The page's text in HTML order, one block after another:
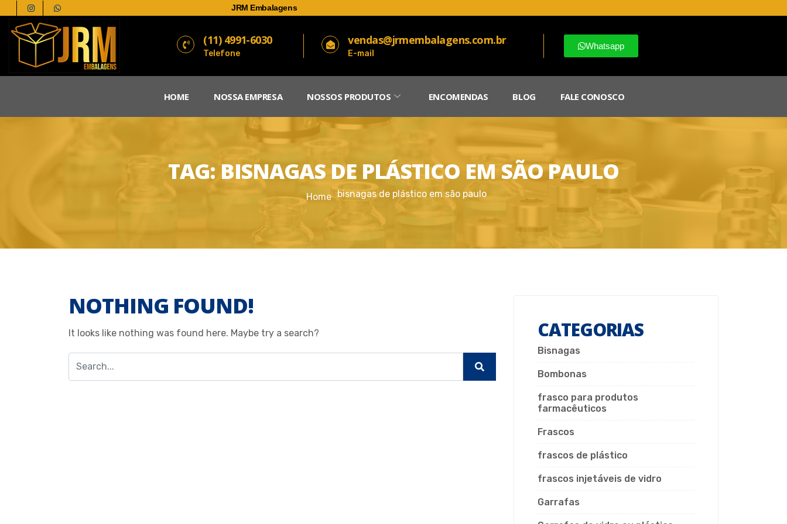
JRM Embalagens
(11) 4991-6030
Telefone
vendas@jrmembalagens.com.br
E-mail
Whatsapp
HOME NOSSA EMPRESA NOSSOS PRODUTOS ENCOMENDAS BLOG FALE CONOSCO
TAG: BISNAGAS DE PLÁSTICO EM SÃO PAULO
Home bisnagas de plástico em são paulo
NOTHING FOUND!
It looks like nothing was found here. Maybe try a search? CATEGORIAS
Bisnagas
Bombonas
frasco para produtos
farmacêuticos
Frascos
frascos de plástico
frascos injetáveis de vidro
Garrafas